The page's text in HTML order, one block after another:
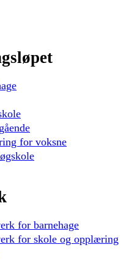
for voksne
for barnehage
for skole og opplæring